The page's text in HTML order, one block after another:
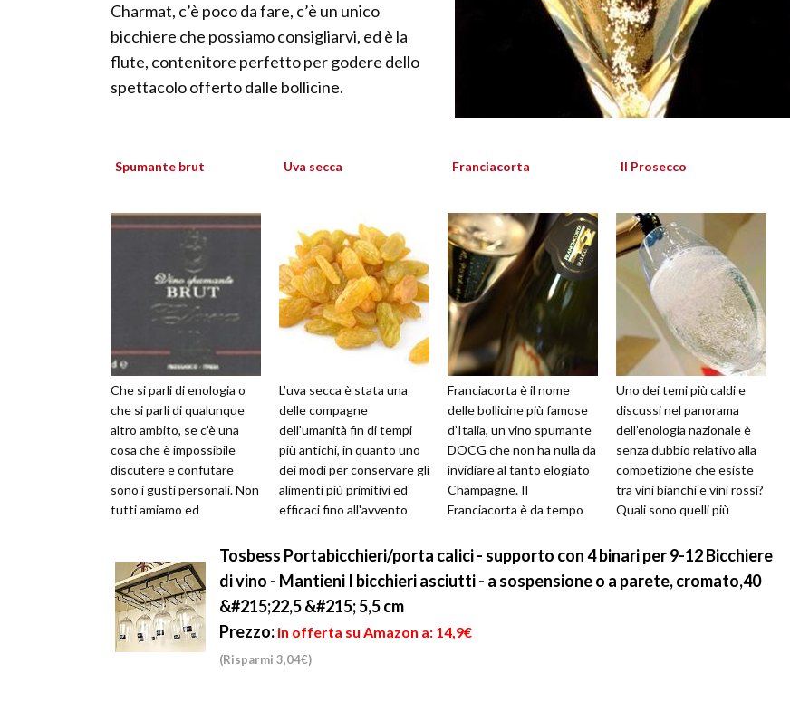
Charmat, c’è poco da fare, c’è un unico
bicchiere che possiamo consigliarvi, ed è la
flute, contenitore perfetto per godere dello
spettacolo offerto dalle bollicine.
Spumante brut
Che si parli di enologia o
che si parli di qualunque
altro ambito, se c’è una
cosa che è impossibile
discutere e confutare
sono i gusti personali. Non
tutti amiamo ed
Uva secca
L’uva secca è stata una
delle compagne
dell'umanità fin di tempi
più antichi, in quanto uno
dei modi per conservare gli
alimenti più primitivi ed
efficaci fino all'avvento
del...
Franciacorta
Franciacorta è il nome
delle bollicine più famose
d’Italia, un vino spumante
DOCG che non ha nulla da
invidiare al tanto elogiato
Champagne. Il
Franciacorta è da tempo
e all’...
Il Prosecco
Uno dei temi più caldi e
discussi nel panorama
dell’enologia nazionale è
senza dubbio relativo alla
competizione che esiste
tra vini bianchi e vini rossi?
Quali sono quelli più
Tosbess Portabicchieri/porta calici - supporto con 4 binari per 9-12 Bicchiere
di vino - Mantieni I bicchieri asciutti - a sospensione o a parete, cromato,40
&#215;22,5 &#215; 5,5 cm
Prezzo: in offerta su Amazon a: 14,9€
(Risparmi 3,04€)